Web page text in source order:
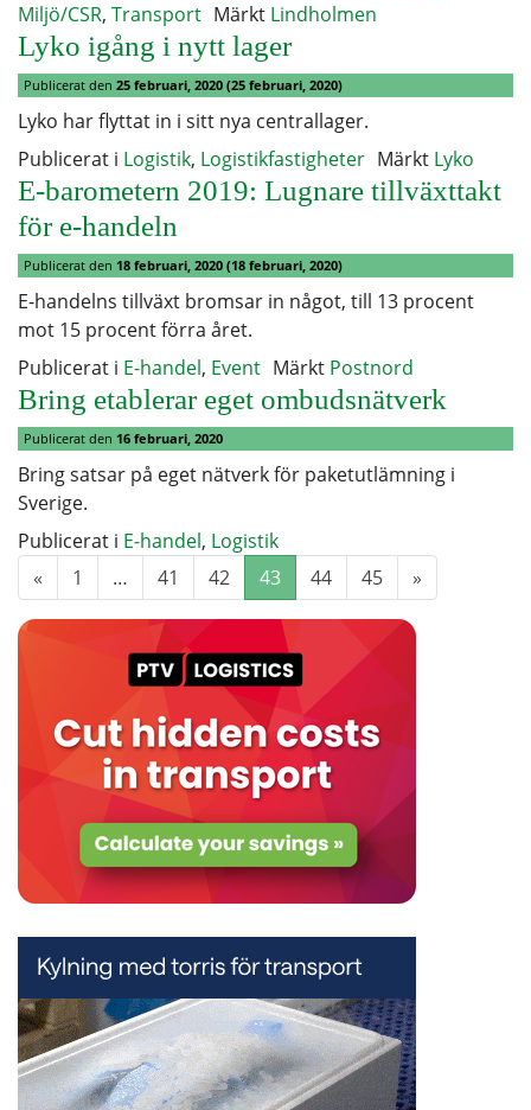
Miljö/CSR, Transport Märkt Lindholmen
Lyko igång i nytt lager
Publicerat den 25 februari, 2020 (25 februari, 2020)
Lyko har flyttat in i sitt nya centrallager.
Publicerat i Logistik, Logistikfastigheter Märkt Lyko
E-barometern 2019: Lugnare tillväxttakt
för e-handeln
Publicerat den 18 februari, 2020 (18 februari, 2020)
E-handelns tillväxt bromsar in något, till 13 procent
mot 15 procent förra året.
Publicerat i E-handel, Event Märkt Postnord
Bring etablerar eget ombudsnätverk
Publicerat den 16 februari, 2020
Bring satsar på eget nätverk för paketutlämning i
Sverige.
Publicerat i E-handel, Logistik
«
1 … 41 42 43 44 45 »